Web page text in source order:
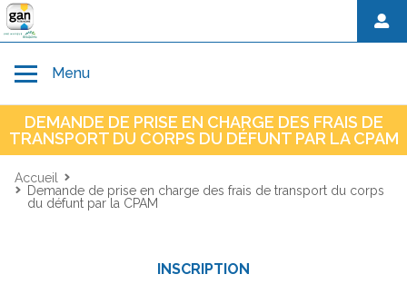
Toggle navigation
Menu
Accueil
Avant décès
DEMANDE DE PRISE EN CHARGE DES FRAIS DE
TRANSPORT DU CORPS DU DÉFUNT PAR LA CPAM
Accueil
Demande de prise en charge des frais de transport du corps
du défunt par la CPAM
INSCRIPTION